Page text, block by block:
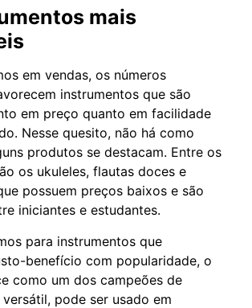
mais
em vendas, os números
instrumentos que são
em preço quanto em facilidade
Nesse quesito, não há como
produtos se destacam. Entre os
os ukuleles, flautas doces e
possuem preços baixos e são
iniciantes e estudantes.
para instrumentos que
benefício com popularidade, o
como um dos campeões de
versátil, pode ser usado em